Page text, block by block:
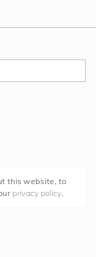
this website, to
privacy policy.